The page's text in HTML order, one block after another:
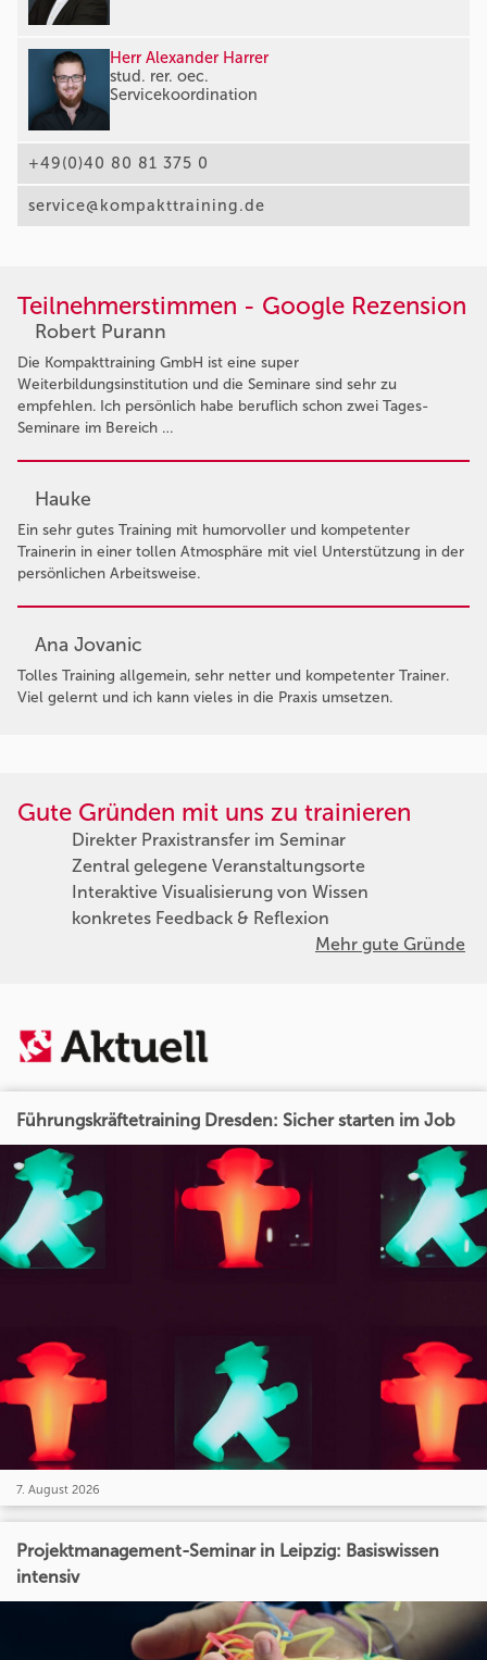
Herr Alexander Harrer
stud. rer. oec.
Servicekoordination
+49(0)40 80 81 375 0
service@kompakttraining.de
Teilnehmerstimmen - Google Rezension
Robert Purann
Die Kompakttraining GmbH ist eine super
Weiterbildungsinstitution und die Seminare sind sehr zu
empfehlen. Ich persönlich habe beruflich schon zwei Tages-
Seminare im Bereich …
Hauke
Ein sehr gutes Training mit humorvoller und kompetenter
Trainerin in einer tollen Atmosphäre mit viel Unterstützung in der
persönlichen Arbeitsweise.
Ana Jovanic
Tolles Training allgemein, sehr netter und kompetenter Trainer.
Viel gelernt und ich kann vieles in die Praxis umsetzen.
Gute Gründen mit uns zu trainieren
Direkter Praxistransfer im Seminar
Zentral gelegene Veranstaltungsorte
Interaktive Visualisierung von Wissen
konkretes Feedback & Reflexion
Mehr gute Gründe
Führungskräftetraining Dresden: Sicher starten im Job
7. August 2026
Projektmanagement-Seminar in Leipzig: Basiswissen
intensiv